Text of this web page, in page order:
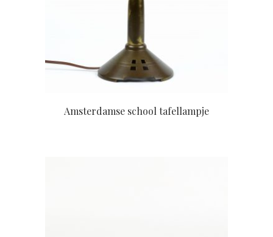
Amsterdamse school tafellampje